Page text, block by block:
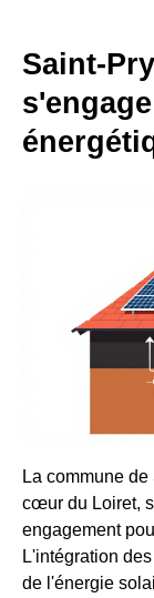
Saint-
La commune
cœur du Loiret,
engagement
L'intégration
de l'énergie